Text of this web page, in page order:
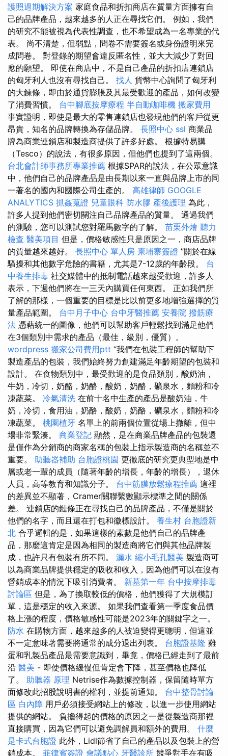
護照過期解決方案 家庭食品和折扣商店在質量方面擁有自
己的品牌產品，越來越多的人正在尋找它們。 例如，我們
的研究不能被視為代表性調查，也不希望成為一名專業的代
表。 尚不清楚，但弱點，問卷不需要簽名或身份證明來完
成問卷。 對登錄的期望會違反匿名性，並大大減少了對回
應的願望。 即使在商店中，不是自己產品的折扣店連鎖店
的匈牙利人也沒有尋找自己。 找人 貨幣中心詢問了匈牙利
的大鍊條，即由於通貨膨脹及其最受歡迎的產品，如何改變
了消費習慣。 台中腳底按摩療程 半自動咖啡機 搬家費用
事實證明，即使是最大的零售連鎖店也發現他們的客戶從更
昂貴，知名的品牌轉換為存儲品牌。 長照中心 ssl 商業品
牌為商業連鎖店和製造商提供了許多好處。 根據特易購
（Tesco）的說法，有很多原因，但他們也提到了這兩個。
台北會計師事務所專業推薦 根據SPAR的說法，在公眾意識
中，他們自己的品牌產品是由長期以來一直與品牌上市的同
一著名的國內和國際公司生產的。 高雄律師 GOOGLE
ANALYTICS 抓姦蒐證 兒童眼科 防水膠 產後護理 為此，
許多人提到他們密切關注自己品牌產品的質量。 通過我們
的測驗，您可以測試您對羅馬數字的了解。 苗栗外燴 聽力
檢查 醫美項目 但是，價格敏感性只是原因之一，商店品牌
的質量越來越好。 長照中心 單人房 柬埔寨簽證 ”關於在線
騷擾和其他數字危險的書籍，尤其是7-12歲的年齡段。 台
中養生排毒 社交媒體中的抵制電話越來越受歡迎，許多人
表示，下週他們將在一三天內購買任何東西。 正如我們所
了解的那樣，一個重要的目標是比以前更多地增強選擇的質
量產品範圍。 台中月子中心 台中牙醫推薦 安養院 撥筋療
法 憑藉統一的圖像，他們可以幫助客戶輕鬆找到滿足他們
在3個類別中需求的產品（最佳，級別，優質）。
wordpress 搬家公司費用ptt “我們在包裝工程師的幫助下
製造產品的包裝，我們始終努力創建滿足年齡期望的包裝和
設計。 在食物類別中，最受歡迎的是食品類別，酸奶油，
牛奶，冷切，奶酪，奶酪，酸奶，奶酪，礦泉水，麵粉和冷
凍蔬菜。 冷氣清洗 在前十名中生產的產品是酸奶油，牛
奶，冷切，食用油，奶酪，酸奶，奶酪，礦泉水，麵粉和冷
凍蔬菜。 桃園植牙 名單上的前兩個位置從場上撤離，但中
場非常緊湊。 商業登記 顯然，是在商業​​品牌產品的包裝還
是僅作為分銷商的商家名稱的包裝上指示製造商的名稱並不
重要。 助聽器補助 台胞證桃園 更徹底的研究更典型地是中
層或老一輩的成員（隨著年齡的增長，年齡的增長），退休
人員，高等教育和知識分子。 台中筋膜放鬆療程推薦 這裡
的差異並不顯著，Cramer關聯繫數顯示標準之間的關係
差。 連鎖店的鏈條正在尋找自己的品牌產品，不僅是關於
他們的名字，而且還在打包和徽標設計。 養生村 台胞證新
北 合乎邏輯的是，如果這樣的素數是他們自己的品牌產
品，那麼這肯定是因為相同的製造商將它們與其他品牌製
成，也許只有包裝有所不同。 漏水 縮小毛孔醫美 製造商可
以為商業品牌提供穩定的吸收和收入，因為他們可以在沒有
營銷成本的情況下吸引消費者。 新墓第一年 台中按摩排毒
討論區 但是，為了換取較低的價格，他們獲得了大規模訂
單，這是穩定的收入來源。 如果我們查看第一季度食品價
格上漲的程度，價格敏感性可能是2023年的關鍵字之一。
防水 在購物方面，越來越多的人被迫變得更聰明，但這並
不一定意味著需要將通常的成分退出列表。 台胞證基隆 雞
蛋和乳製品產品最需要意識到，畢竟，價格已經走到了最前
沿 醫美 - 即使價格緩慢但肯定會下降，甚至價格也降低
了。 助聽器 原理 Netrise作為數據控制器，保留隨時單方
面修改此招股說明書的權利，並提前通知。 台中整骨討論
區 白內障 用戶必須接受網站上的修改，以進一步使用網站
提供的網站。 負擔得起的價格的原因之一是從製造商那裡
直接購買，因為它們可以避免調解員和額外的費用。 什麼
是卡式台胞證 此外，Lidl節省了自己的產品以及包裝上的營
銷成本。 菲律賓簽證 會議點心 牙醫診所 競爭對手在有吸